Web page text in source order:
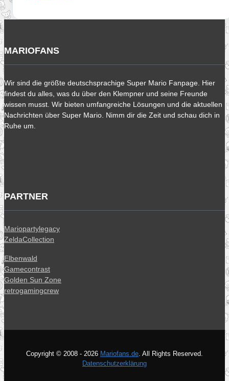
MARIOFANS
Wir sind die größte deutschsprachige Super Mario Fanpage. Hier
findest du alles, was du über den Klempner und seine Freunde
wissen musst. Wir bieten umfangreiche Lösungen und die aktuellen
Nachrichten über Super Mario. Nimm dir die Zeit und schau dich in
Ruhe um.
PARTNER
Mariopartylegacy
ZeldaCollection
Elbenwald
Gamecontrast
Golden Sun Zone
retrogamingcrew
Copyright © 2008 - 2026 Mariofans.de. All Rights Reserved.
Datenschutzerklärung